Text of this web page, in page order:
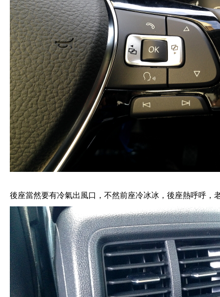
後座當然要有冷氣出風口，不然前座冷冰冰，後座熱呼呼，